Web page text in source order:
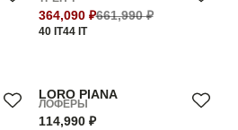
364,090 ₽661,990 ₽
40 IT44 IT
LORO PIANA
ЛОФЕРЫ
114,990 ₽